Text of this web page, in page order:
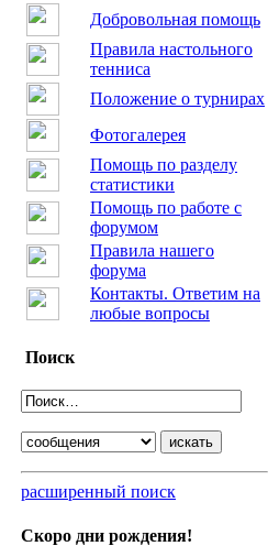
Добровольная помощь
Правила настольного
тенниса
Положение о турнирах
Фотогалерея
Помощь по разделу
статистики
Помощь по работе с
форумом
Правила нашего
форума
Контакты. Ответим на
любые вопросы
Поиск
расширенный поиск
Скоро дни рождения!